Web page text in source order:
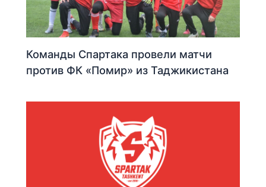
Команды Спартака провели матчи
против ФК «Помир» из Таджикистана